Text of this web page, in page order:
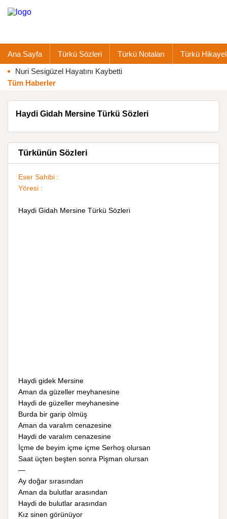
Ana Sayfa Türkü Sözleri Türkü Notaları Türkü
Nuri Sesigüzel Hayatını Kaybetti
Tüm Haberler
Haydi Gidah Mersine Türkü Sözleri
Türkünün Sözleri
Eser Sahibi :
Yöresi :
Haydi Gidah Mersine Türkü Sözleri
Haydi gidek Mersine
Aman da güzeller meyhanesine
Haydi de güzeller meyhanesine
Burda bir garip ölmüş
Aman da varalım cenazesine
Haydi de varalım cenazesine
İçme de beyim içme içme Serhoş olursan
Saat üçten beşten sonra Pişman olursan
—
Ay doğar sırasından
Aman da bulutlar arasından
Haydi de bulutlar arasından
Kız sinen görünüyor